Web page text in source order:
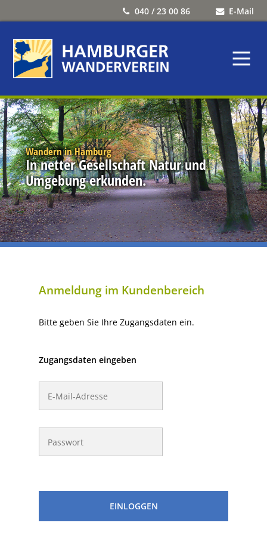
040 / 23 00 86 E-Mail
Wandern in Hamburg
In netter Gesellschaft Natur und
Umgebung erkunden.
Anmeldung im Kundenbereich
Bitte geben Sie Ihre Zugangsdaten ein.
Zugangsdaten eingeben
EINLOGGEN